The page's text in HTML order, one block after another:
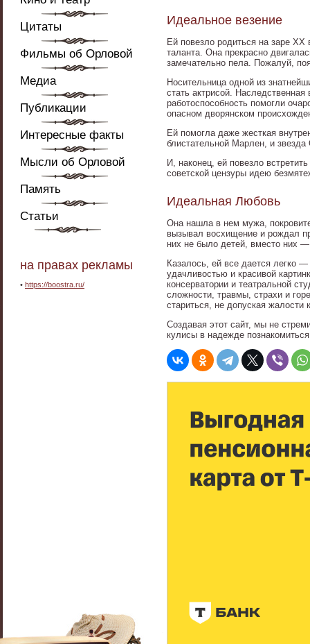
Цитаты
Фильмы об Орловой
Медиа
Публикации
Интересные факты
Мысли об Орловой
Память
Статьи
на правах рекламы
• https://boostra.ru/
Идеальное везение
Ей повезло родиться на заре XX
таланта. Она прекрасно
замечательно пела. Пожалуй,
Носительница одной из
стать актрисой.
работоспособность помогли
опасном дворянском
Ей помогла даже жесткая
блистательной Марлен, и звезда
И, наконец, ей повезло
советской цензуры идею
Идеальная Любовь
Она нашла в нем мужа,
вызывал восхищение и рождал
них не было детей, вместо них
Казалось, ей все дается легко
удачливостью и красивой
консерватории и театральной
сложности, травмы, страхи и
стариться, не допуская жалости
Создавая этот сайт, мы не
кулисы в надежде